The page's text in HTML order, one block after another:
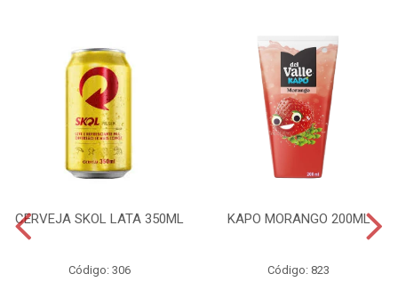
CERVEJA SKOL LATA 350ML
Código: 306
KAPO MORANGO 200ML
Código: 823